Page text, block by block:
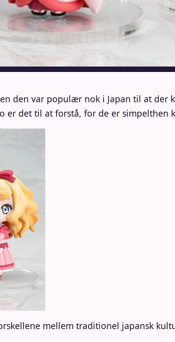
den var populær nok i Japan til at der
er det til at forstå, for de er simpelthen
mellem traditionel japansk